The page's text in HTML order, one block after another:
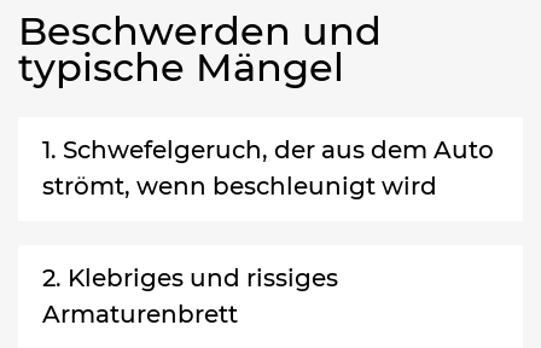
Beschwerden und
typische Mängel
1. Schwefelgeruch, der aus dem Auto
strömt, wenn beschleunigt wird
2. Klebriges und rissiges
Armaturenbrett